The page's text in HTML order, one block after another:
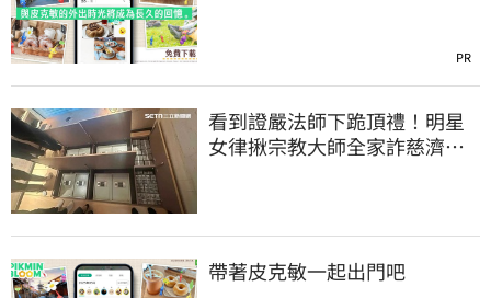
PR
看到證嚴法師下跪頂禮！明星
女律揪宗教大師全家詐慈濟…
帶著皮克敏一起出門吧